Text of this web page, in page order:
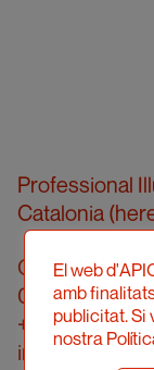
Professional
Catalonia
Carrer
08036
+34 934 161
info@apic.cat
El web
amb
publicitat. Si
nostra